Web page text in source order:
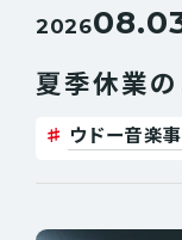
JOSH
KENNY G
2026
夏季休業
ウドー音楽